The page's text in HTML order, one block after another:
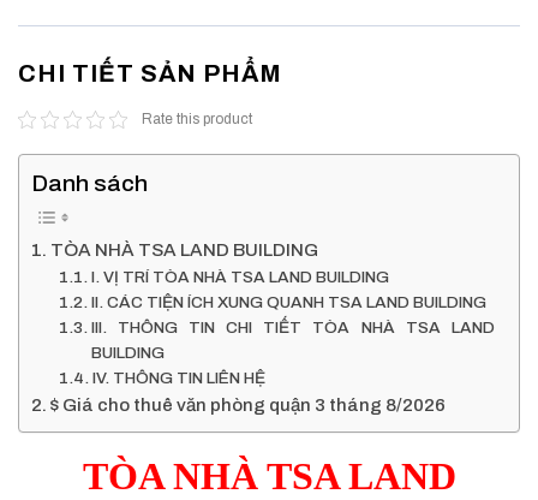
CHI TIẾT SẢN PHẨM
Rate this product
Danh sách
TÒA NHÀ TSA LAND BUILDING
I. VỊ TRÍ TÒA NHÀ TSA LAND BUILDING
II. CÁC TIỆN ÍCH XUNG QUANH TSA LAND BUILDING
III. THÔNG TIN CHI TIẾT TÒA NHÀ TSA LAND
BUILDING
IV. THÔNG TIN LIÊN HỆ
$ Giá cho thuê văn phòng quận 3 tháng 8/2026
TÒA NHÀ TSA LAND